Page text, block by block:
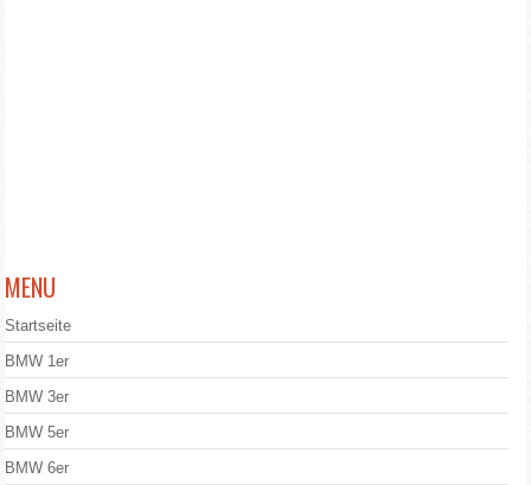
MENU
Startseite
BMW 1er
BMW 3er
BMW 5er
BMW 6er